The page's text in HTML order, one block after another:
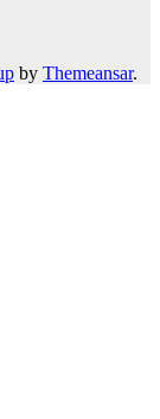
by Themeansar.